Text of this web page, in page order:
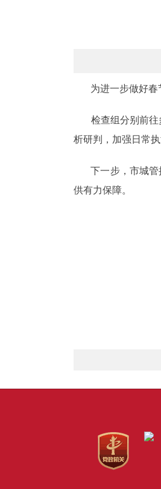
为进一步做好春节
检查组分别前往多
析研判，加强日常
下一步，市城管
供有力保障。